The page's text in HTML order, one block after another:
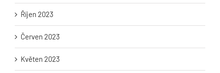
Říjen 2023
Červen 2023
Květen 2023